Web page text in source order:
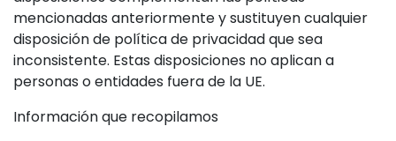
mencionadas anteriormente y sustituyen cualquier
disposición de política de privacidad que sea
inconsistente. Estas disposiciones no aplican a
personas o entidades fuera de la UE.
Información que recopilamos